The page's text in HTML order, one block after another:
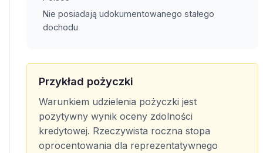
Nie posiadają udokumentowanego stałego
dochodu
Przykład pożyczki
Warunkiem udzielenia pożyczki jest
pozytywny wynik oceny zdolności
kredytowej. Rzeczywista roczna stopa
oprocentowania dla reprezentatywnego